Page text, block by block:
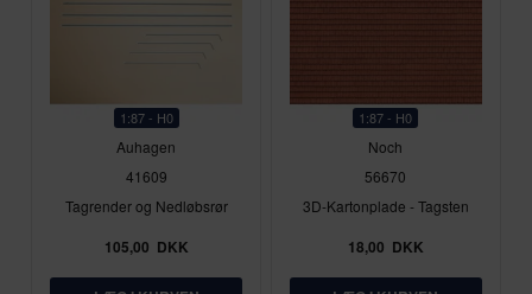
1:87 - H0
Auhagen
41609
Tagrender og Nedløbsrør
105,00 DKK
1:87 - H0
Noch
56670
3D-Kartonplade - Tagsten
18,00 DKK